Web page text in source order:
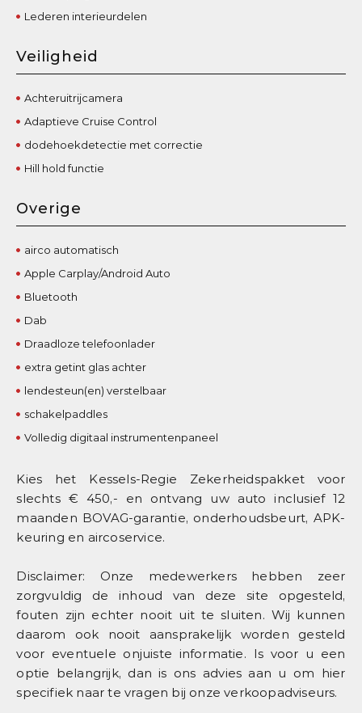
Lederen interieurdelen
Veiligheid
Achteruitrijcamera
Adaptieve Cruise Control
dodehoekdetectie met correctie
Hill hold functie
Overige
airco automatisch
Apple Carplay/Android Auto
Bluetooth
Dab
Draadloze telefoonlader
extra getint glas achter
lendesteun(en) verstelbaar
schakelpaddles
Volledig digitaal instrumentenpaneel
Kies het Kessels-Regie Zekerheidspakket voor
slechts € 450,- en ontvang uw auto inclusief 12
maanden BOVAG-garantie, onderhoudsbeurt, APK-
keuring en aircoservice.
Disclaimer: Onze medewerkers hebben zeer
zorgvuldig de inhoud van deze site opgesteld,
fouten zijn echter nooit uit te sluiten. Wij kunnen
daarom ook nooit aansprakelijk worden gesteld
voor eventuele onjuiste informatie. Is voor u een
optie belangrijk, dan is ons advies aan u om hier
specifiek naar te vragen bij onze verkoopadviseurs.